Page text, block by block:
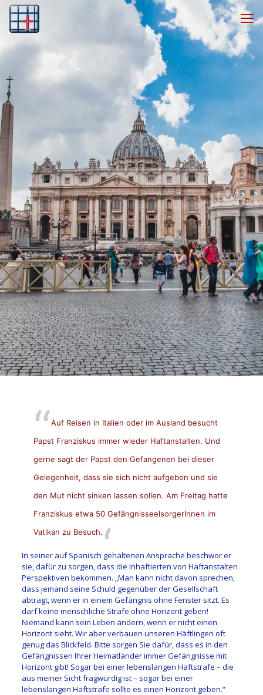
Auf Reisen in Italien oder im Ausland besucht
Papst Franziskus immer wieder Haftanstalten. Und
gerne sagt der Papst den Gefangenen bei dieser
Gelegenheit, dass sie sich nicht aufgeben und sie
den Mut nicht sinken lassen sollen. Am Freitag hatte
Franziskus etwa 50 GefängnisseelsorgerInnen im
Vatikan zu Besuch.
In seiner auf Spanisch gehaltenen Ansprache beschwor er
sie, dafür zu sorgen, dass die Inhaftierten von Haftanstalten
Perspektiven bekommen. „Man kann nicht davon sprechen,
dass jemand seine Schuld gegenüber der Gesellschaft
abträgt, wenn er in einem Gefängnis ohne Fenster sitzt. Es
darf keine menschliche Strafe ohne Horizont geben!
Niemand kann sein Leben ändern, wenn er nicht einen
Horizont sieht. Wir aber verbauen unseren Häftlingen oft
genug das Blickfeld. Bitte sorgen Sie dafür, dass es in den
Gefängnissen Ihrer Heimatländer immer Gefängnisse mit
Horizont gibt! Sogar bei einer lebenslangen Haftstrafe – die
aus meiner Sicht fragwürdig ist – sogar bei einer
lebenslangen Haftstrafe sollte es einen Horizont geben.“